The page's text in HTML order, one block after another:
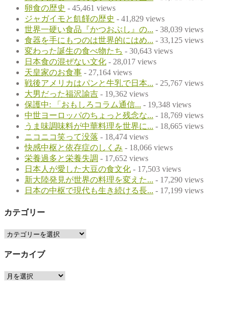
卵食の歴史 - 45,461 views
ジャガイモと飢饉の歴史 - 41,829 views
世界一硬い食品『かつおぶし』の... - 38,039 views
食器を手にもつのは世界的にはめ... - 33,125 views
変わった誕生の食べ物たち - 30,643 views
日本食の混ぜない文化 - 28,017 views
天皇家のお食事 - 27,164 views
戦後アメリカはパンと牛乳で日本... - 25,767 views
大男だった福沢諭吉 - 19,362 views
保護中: 「おもしろコラム通信... - 19,348 views
中世ヨーロッパのちょっと残念な... - 18,769 views
うま味調味料が中華料理を世界に... - 18,665 views
ニコニコ笑って没落 - 18,474 views
快感中枢と依存症のしくみ - 18,066 views
栄養過多と栄養失調 - 17,652 views
日本人が愛した大豆の食文化 - 17,503 views
新大陸発見が世界の料理を変えた... - 17,290 views
日本の中枢で現代も生き続ける長... - 17,199 views
カテゴリー
カ
ゴ
ー
アーカイブ
ア